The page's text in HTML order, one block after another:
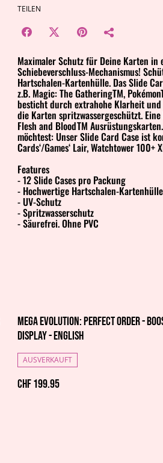
TEILEN
Maximaler Schutz für Deine Karten
Schiebeverschluss-Mechanismus!
Hartschalen-Kartenhülle. Das Slide
z.B. Magic: The GatheringTM,
besticht durch extrahohe Klarheit
die Karten spritzwassergeschützt.
Flesh and BloodTM
möchtest: Unser Slide Card Case ist
Cards‘/Games‘ Lair, Watchtower
Features
- 12 Slide Cases pro Packung
- Hochwertige Hartschalen-
- UV-Schutz
- Spritzwasserschutz
- Säurefrei. Ohne PVC
Mega Evolution: Perfect Order -
Display - English
AUSVERKAUFT
CHF 199.95